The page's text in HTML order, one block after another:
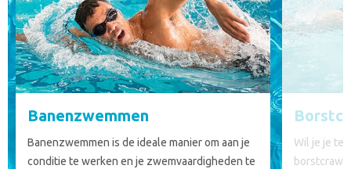
Banenzwemmen
Banenzwemmen is de ideale manier om aan je
conditie te werken en je zwemvaardigheden te
Wil je je
borstcrawl